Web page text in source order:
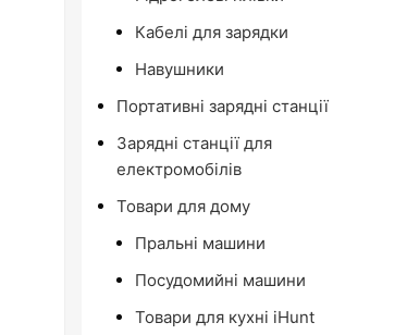
Кабелі для зарядки
Навушники
Портативні зарядні станції
Зарядні станції для
електромобілів
Товари для дому
Пральні машини
Посудомийні машини
Товари для кухні iHunt